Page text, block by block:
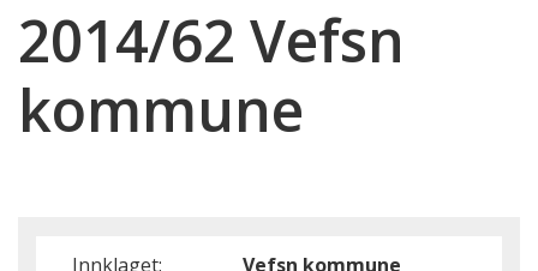
2014/62 Vefsn
kommune
Innklaget: Vefsn kommune